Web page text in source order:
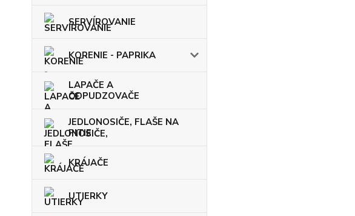
SERVÍROVANIE
KORENIE - PAPRIKA
LAPAČE A
ODPUDZOVAČE
JEDLONOSIČE, FLAŠE NA
PITIE
KRÁJAČE
UTIERKY